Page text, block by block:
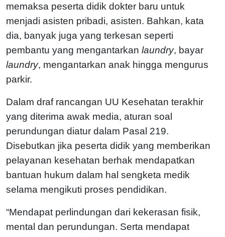
memaksa peserta didik dokter baru untuk
menjadi asisten pribadi, asisten. Bahkan, kata
dia, banyak juga yang terkesan seperti
pembantu yang mengantarkan laundry, bayar
laundry, mengantarkan anak hingga mengurus
parkir.
Dalam draf rancangan UU Kesehatan terakhir
yang diterima awak media, aturan soal
perundungan diatur dalam Pasal 219.
Disebutkan jika peserta didik yang memberikan
pelayanan kesehatan berhak mendapatkan
bantuan hukum dalam hal sengketa medik
selama mengikuti proses pendidikan.
“Mendapat perlindungan dari kekerasan fisik,
mental dan perundungan. Serta mendapat